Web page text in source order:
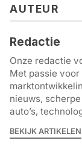
AUTEUR
Redactie
Onze redactie
Met passie
nieuws,
auto’s,
BEKIJK ARTIKELEN